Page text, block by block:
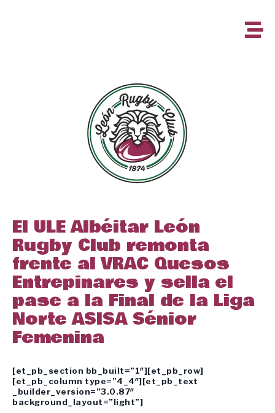
El ULE Albéitar León
Rugby Club remonta
frente al VRAC Quesos
Entrepinares y sella el
pase a la Final de la Liga
Norte ASISA Sénior
Femenina
[et_pb_section bb_built=”1″][et_pb_row]
[et_pb_column type=”4_4″][et_pb_text
_builder_version=”3.0.87″
background_layout=”light”]